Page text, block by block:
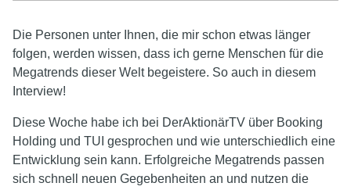
Die Personen unter Ihnen, die mir schon etwas länger
folgen, werden wissen, dass ich gerne Menschen für die
Megatrends dieser Welt begeistere. So auch in diesem
Interview!
Diese Woche habe ich bei DerAktionärTV über Booking
Holding und TUI gesprochen und wie unterschiedlich eine
Entwicklung sein kann. Erfolgreiche Megatrends passen
sich schnell neuen Gegebenheiten an und nutzen die